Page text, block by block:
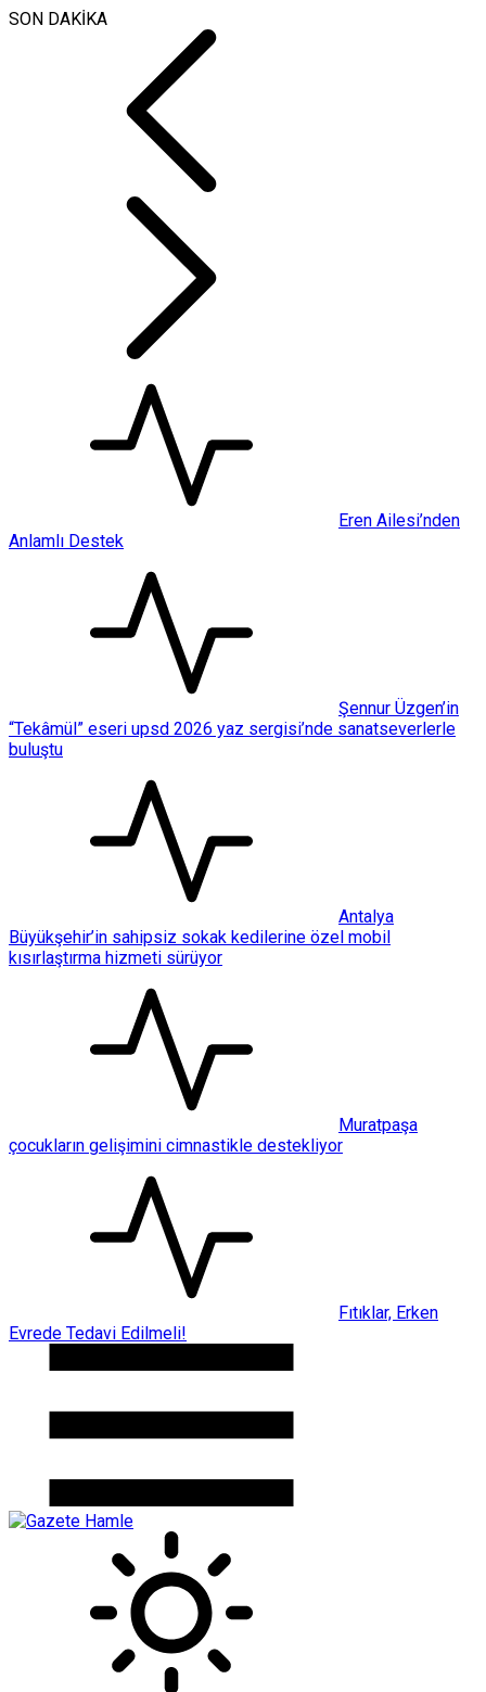
SON DAKİKA
Eren Ailesi’nden
Anlamlı Destek
Şennur Üzgen’in
“Tekâmül” eseri upsd 2026 yaz sergisi’nde sanatseverlerle
buluştu
Antalya
Büyükşehir’in sahipsiz sokak kedilerine özel mobil
kısırlaştırma hizmeti sürüyor
Muratpaşa
çocukların gelişimini cimnastikle destekliyor
Fıtıklar, Erken
Evrede Tedavi Edilmeli!